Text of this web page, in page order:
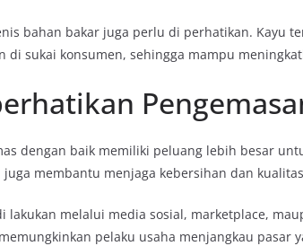
bahan bakar juga perlu di perhatikan. Kayu
di sukai konsumen, sehingga mampu
dengan baik memiliki peluang lebih besar
juga membantu menjaga kebersihan dan
lakukan melalui media sosial, marketplace,
pelaku usaha menjangkau pasar